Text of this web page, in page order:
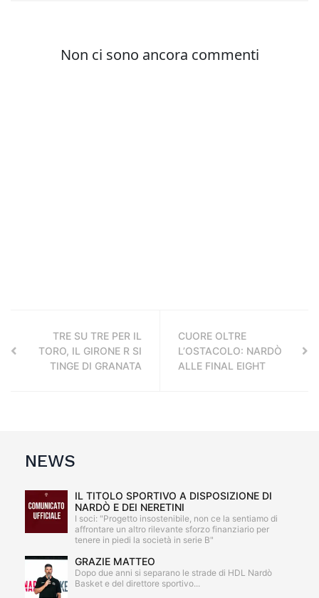
TRE SU TRE PER IL
TORO, IL GIRONE R SI
TINGE DI GRANATA
CUORE OLTRE
L’OSTACOLO: NARDÒ
ALLE FINAL EIGHT
NEWS
IL TITOLO SPORTIVO A DISPOSIZIONE DI
NARDÒ E DEI NERETINI
I soci: "Progetto insostenibile, non ce la sentiamo di
affrontare un altro rilevante sforzo finanziario per
tenere in piedi la società in serie B"
GRAZIE MATTEO
Dopo due anni si separano le strade di HDL Nardò
Basket e del direttore sportivo...